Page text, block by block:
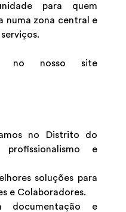
para quem
numa zona central e
no nosso site
no Distrito do
e
soluções para
e Colaboradores.
e